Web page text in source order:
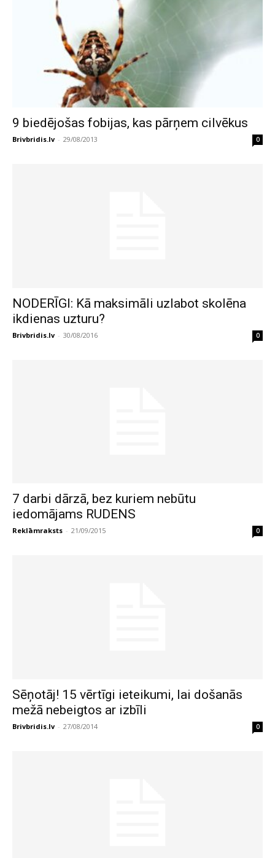
9 biedējošas fobijas, kas pārņem cilvēkus
Brivbridis.lv - 29/08/2013 0
NODERĪGI: Kā maksimāli uzlabot skolēna
ikdienas uzturu?
Brivbridis.lv - 30/08/2016 0
7 darbi dārzā, bez kuriem nebūtu
iedomājams RUDENS
Reklāmraksts - 21/09/2015 0
Sēņotāj! 15 vērtīgi ieteikumi, lai došanās
mežā nebeigtos ar izbīli
Brivbridis.lv - 27/08/2014 0